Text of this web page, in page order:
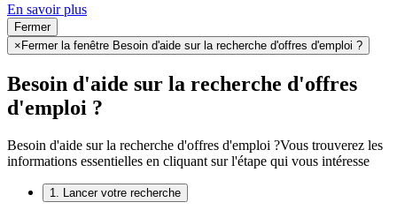
En savoir plus
Fermer
× Fermer la fenêtre Besoin d'aide sur la recherche d'offres d'emploi ?
Besoin d'aide sur la recherche d'offres
d'emploi ?
Besoin d'aide sur la recherche d'offres d'emploi ?Vous trouverez les
informations essentielles en cliquant sur l'étape qui vous intéresse
1. Lancer votre recherche